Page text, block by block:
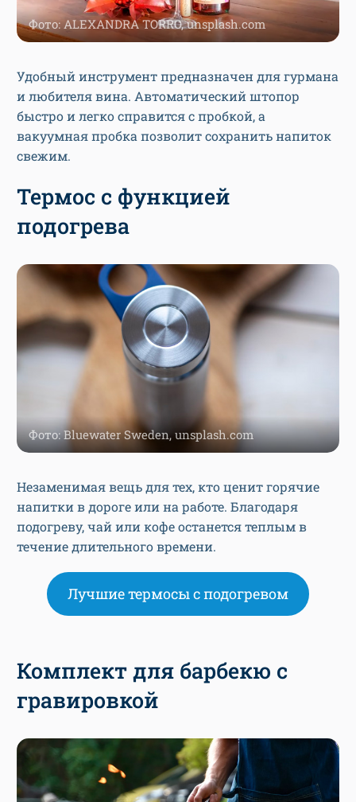
Фото: ALEXANDRA TORRO, unsplash.com
Удобный инструмент предназначен для гурмана
и любителя вина. Автоматический штопор
быстро и легко справится с пробкой, а
вакуумная пробка позволит сохранить напиток
свежим.
Термос с функцией
подогрева
Фото: Bluewater Sweden, unsplash.com
Незаменимая вещь для тех, кто ценит горячие
напитки в дороге или на работе. Благодаря
подогреву, чай или кофе останется теплым в
течение длительного времени.
Лучшие термосы с подогревом
Комплект для барбекю с
гравировкой